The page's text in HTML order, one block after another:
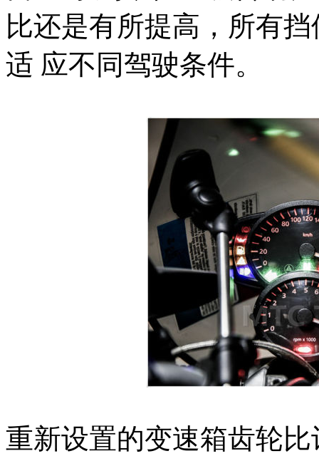
比还是有所提高，所有
适 应不同驾驶条件。
重新设置的变速箱齿轮